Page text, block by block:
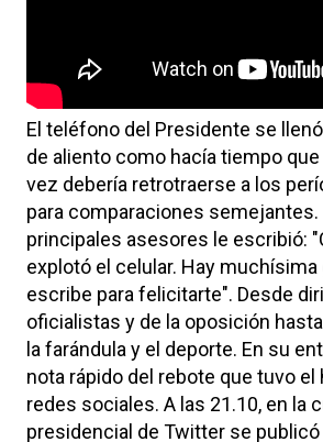
El teléfono del Presidente se
de aliento como hacía tiempo que
vez debería retrotraerse a los
para comparaciones semejantes.
principales asesores le escribió:
explotó el celular. Hay
escribe para felicitarte". Desde
oficialistas y de la oposición
la farándula y el deporte. En su
nota rápido del rebote que tuvo el
redes sociales. A las 21.10, en la
presidencial de Twitter se